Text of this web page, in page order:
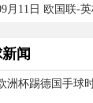
闻